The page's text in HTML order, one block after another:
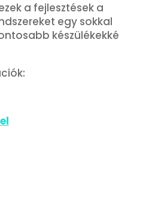
a fejlesztések a
egy sokkal
készülékekké